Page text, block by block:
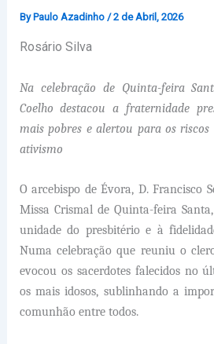
By Paulo Azadinho /2 de Abril, 2026
Rosário Silva
Na celebração de Quinta-feira
Coelho destacou a fraternidade
mais pobres e alertou para os
ativismo
O arcebispo de Évora, D. Francisco
Missa Crismal de Quinta-feira
unidade do presbitério e à
Numa celebração que reuniu o
evocou os sacerdotes falecidos no
os mais idosos, sublinhando a
comunhão entre todos.